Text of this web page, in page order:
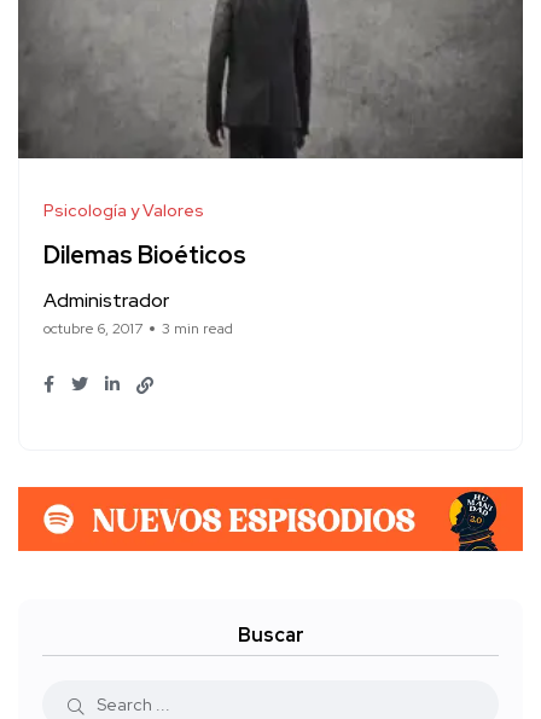
Psicología y Valores
Dilemas Bioéticos
Administrador
octubre 6, 2017 3 min read
Buscar